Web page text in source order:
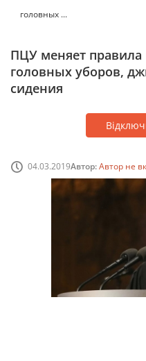
головных ...
ПЦУ меняет
головных уборов,
сидения
04.03.2019Автор:Автор не